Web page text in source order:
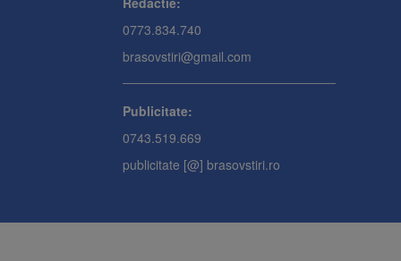
0773.834.740
brasovstiri@gmail.com
Publicitate:
0743.519.669
publicitate [@] brasovstiri.ro